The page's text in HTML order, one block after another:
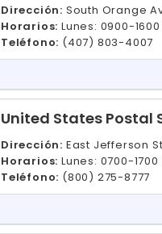
Dirección: South Orange
Horarios: Lunes: 0900-
Teléfono: (407) 803-4007
United States Postal
Dirección: East Jefferson
Horarios: Lunes: 0700-
Teléfono: (800) 275-8777